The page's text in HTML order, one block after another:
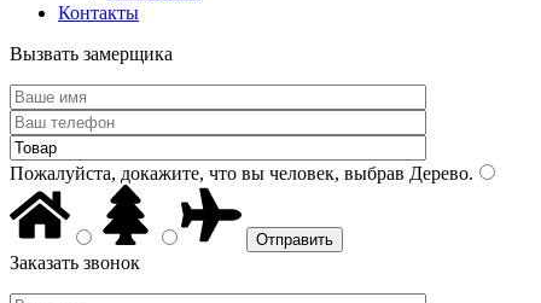
Контакты
Вызвать замерщика
Пожалуйста, докажите, что вы человек, выбрав Дерево.
Заказать звонок